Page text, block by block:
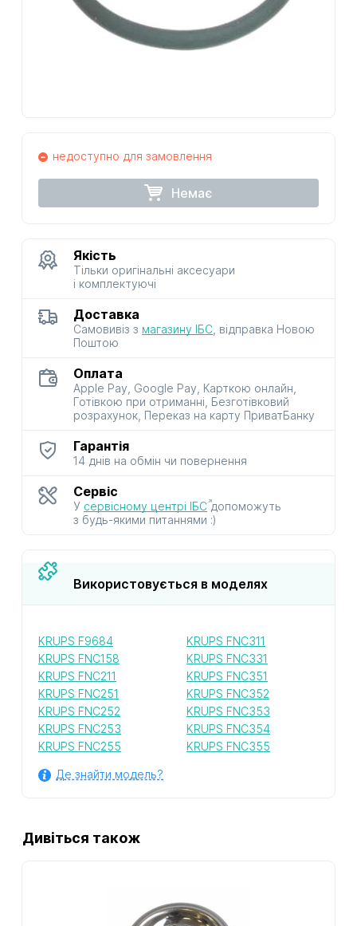
недоступно для замовлення
Немає
Якість
Тільки оригінальні аксесуари
і комплектуючі
Доставка
Самовивіз з магазину ІБС , відправка Новою
Поштою
Оплата
Apple Pay, Google Pay, Карткою онлайн,
Готівкою при отриманні, Безготівковий
розрахунок, Переказ на карту ПриватБанку
Гарантія
14 днів на обмін чи повернення
Сервіс
У сервісному центрі ІБСдопоможуть
з будь-якими питаннями :)
Використовується в моделях
KRUPS F9684
KRUPS FNC158
KRUPS FNC211
KRUPS FNC251
KRUPS FNC252
KRUPS FNC253
KRUPS FNC255
KRUPS FNC311
KRUPS FNC331
KRUPS FNC351
KRUPS FNC352
KRUPS FNC353
KRUPS FNC354
KRUPS FNC355
Де знайти модель?
Дивіться також